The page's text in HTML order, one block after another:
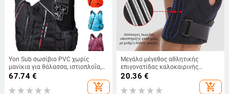
Yon Sub σωσίβιο PVC χωρίς
μανίκια για θάλασσα, ιστιοπλοΐα,
κατάδυση και κολύμβηση
67.74€
add_shopping_cart
Μεγάλο μέγεθος αθλητικής
επιγονατίδας καλοκαιρινής
συμπίεσης με ζώνη σιλικόνης με
ορειβασία, προστασία γονάτου από
20.36 €
add_shopping_cart